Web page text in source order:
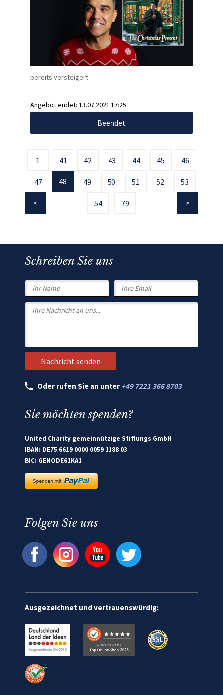
bereits versteigert
Angebot endet: 13.07.2021 17:25
Beendet
1 41 42 43 44 45 46
47 48 49 50 51 52 53
54 ... 79
Schreiben Sie uns
Oder rufen Sie an unter +49 7221 366 8703
Sie möchten spenden?
United Charity gemeinnützige Stiftungs GmbH
IBAN: DE75 6619 0000 0059 1188 03
BIC: GENODE61KA1
Folgen Sie uns
Ausgezeichnet und vertrauenswürdig: